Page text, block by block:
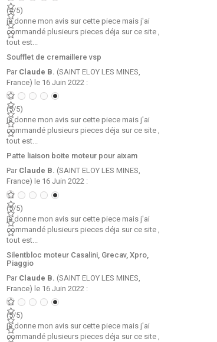
(4/5)
je donne mon avis sur cette piece mais j'ai
commandé plusieurs pieces déja sur ce site ,
tout est...
Soufflet de cremaillere vsp
Par Claude B. (SAINT ELOY LES MINES,
France) le 16 Juin 2022 :
(5/5)
je donne mon avis sur cette piece mais j'ai
commandé plusieurs pieces déja sur ce site ,
tout est...
Patte liaison boite moteur pour aixam
Par Claude B. (SAINT ELOY LES MINES,
France) le 16 Juin 2022 :
(5/5)
je donne mon avis sur cette piece mais j'ai
commandé plusieurs pieces déja sur ce site ,
tout est...
Silentbloc moteur Casalini, Grecav, Xpro,
Piaggio
Par Claude B. (SAINT ELOY LES MINES,
France) le 16 Juin 2022 :
(5/5)
je donne mon avis sur cette piece mais j'ai
commandé plusieurs pieces déja sur ce site ,